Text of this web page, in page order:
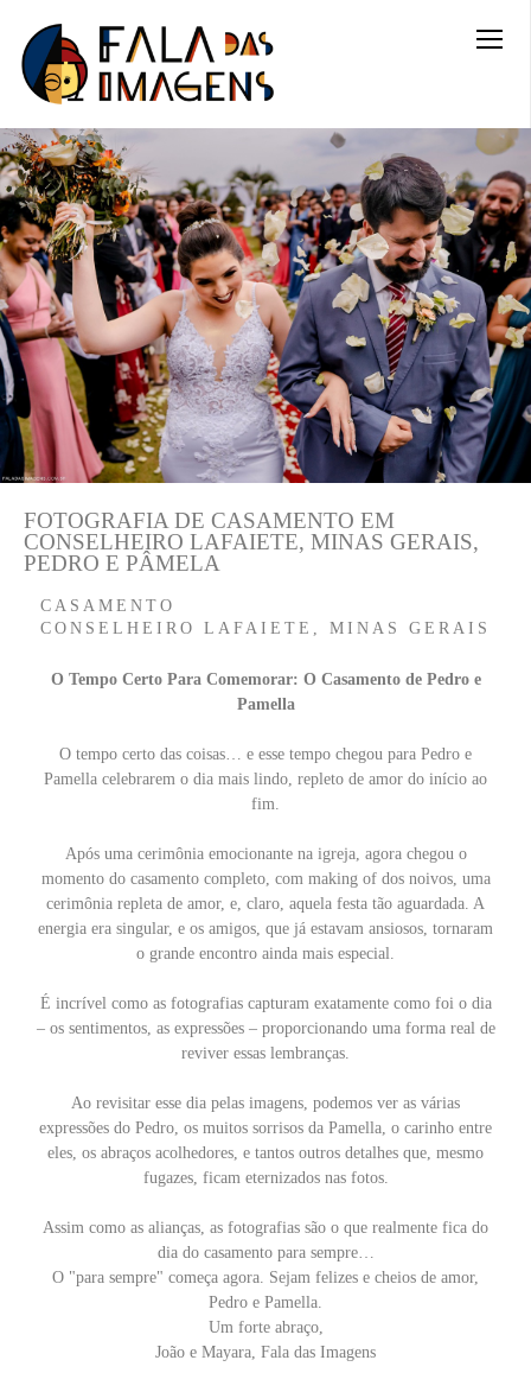
CASAMENTO
CONSELHEIRO LAFAIETE, MINAS GERAIS
FOTOGRAFIA DE CASAMENTO EM
CONSELHEIRO LAFAIETE, MINAS GERAIS,
PEDRO E PÂMELA
O Tempo Certo Para Comemorar: O Casamento de Pedro e
Pamella
O tempo certo das coisas… e esse tempo chegou para Pedro e
Pamella celebrarem o dia mais lindo, repleto de amor do início ao
fim.
Após uma cerimônia emocionante na igreja, agora chegou o
momento do casamento completo, com making of dos noivos, uma
cerimônia repleta de amor, e, claro, aquela festa tão aguardada. A
energia era singular, e os amigos, que já estavam ansiosos, tornaram
o grande encontro ainda mais especial.
É incrível como as fotografias capturam exatamente como foi o dia
– os sentimentos, as expressões – proporcionando uma forma real de
reviver essas lembranças.
Ao revisitar esse dia pelas imagens, podemos ver as várias
expressões do Pedro, os muitos sorrisos da Pamella, o carinho entre
eles, os abraços acolhedores, e tantos outros detalhes que, mesmo
fugazes, ficam eternizados nas fotos.
Assim como as alianças, as fotografias são o que realmente fica do
dia do casamento para sempre…
O "para sempre" começa agora. Sejam felizes e cheios de amor,
Pedro e Pamella.
Um forte abraço,
João e Mayara, Fala das Imagens